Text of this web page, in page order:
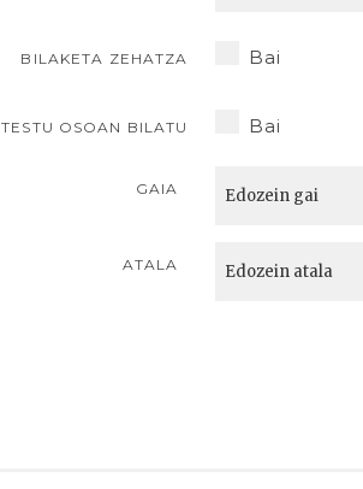
BILAKETA ZEHATZA Bai
TESTU OSOAN BILATU Bai
GAIA
ATALA